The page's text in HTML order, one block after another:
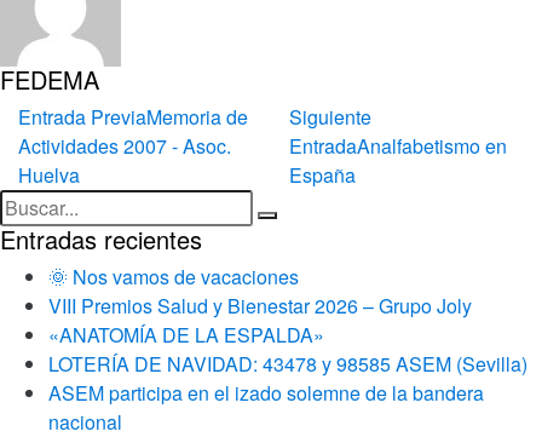
FEDEMA
Entrada PreviaMemoria de
Actividades 2007 - Asoc.
Huelva
Siguiente
EntradaAnalfabetismo en
España
Entradas recientes
🌞 Nos vamos de vacaciones
VIII Premios Salud y Bienestar 2026 – Grupo Joly
«ANATOMÍA DE LA ESPALDA»
LOTERÍA DE NAVIDAD: 43478 y 98585 ASEM (Sevilla)
ASEM participa en el izado solemne de la bandera
nacional